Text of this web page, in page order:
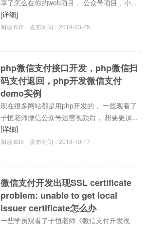
享了怎么在你的web项目， 公众号项目，小...
[详细]
阅读835 发布时间：2019-03-25
php微信支付接口开发，php微信扫
码支付返回，php开发微信支付
demo实例
现在很多网站都是用php开发的， 一些观看了
子恒老师微信公众号运营视频后， 想要更加...
[详细]
阅读835 发布时间：2018-10-17
微信支付开发出现SSL certificate
problem: unable to get local
issuer certificate怎么办
一些学员观看了子恒老师《微信支付开发视